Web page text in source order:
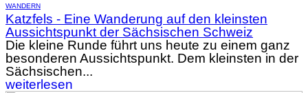
WANDERN
Katzfels - Eine Wanderung auf den kleinsten
Aussichtspunkt der Sächsischen Schweiz
Die kleine Runde führt uns heute zu einem ganz
besonderen Aussichtspunkt. Dem kleinsten in der
Sächsischen...
weiterlesen